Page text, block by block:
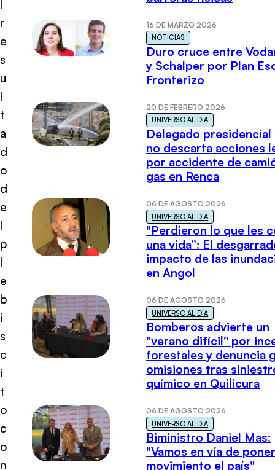
l
r
e
s
u
l
t
a
d
o
d
e
l
p
l
e
b
i
s
c
i
t
o
c
o
n
16 DE MARZO 2026
NOTICIAS
Duro cruce entre
y Schalper por Plan
Fronterizo
20 DE FEBRERO 2026
UNIVERSO AL DÍA
Delegado presidencial
no descarta acciones
por accidente de
gas en Renca
06 DE AGOSTO 2026
UNIVERSO AL DÍA
"Perdieron lo que les
una vida”: El
impacto de las
en Angol
06 DE AGOSTO 2026
UNIVERSO AL DÍA
Bomberos advierte un
"verano difícil" por
forestales y denuncia
omisiones tras
químico en Quilicura
06 DE AGOSTO 2026
UNIVERSO AL DÍA
Biministro Daniel Mas:
"Vamos en vía de
movimiento el país"